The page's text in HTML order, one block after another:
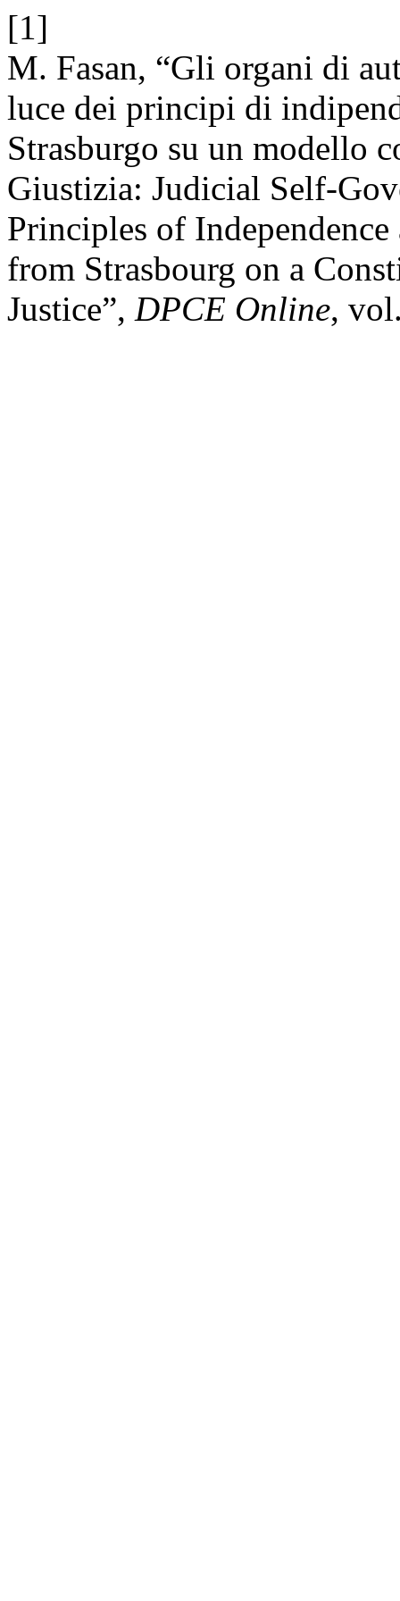
[1]
M. Fasan, “Gli organi di
luce dei principi di
Strasburgo su un modello
Giustizia: Judicial Self-
Principles of
from Strasbourg on a
Justice”, DPCE Online,